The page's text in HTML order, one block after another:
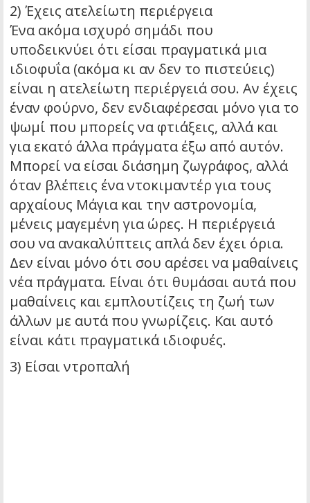
2) Έχεις ατελείωτη περιέργεια
Ένα ακόμα ισχυρό σημάδι που
υποδεικνύει ότι είσαι πραγματικά μια
ιδιοφυΐα (ακόμα κι αν δεν το πιστεύεις)
είναι η ατελείωτη περιέργειά σου. Αν έχεις
έναν φούρνο, δεν ενδιαφέρεσαι μόνο για το
ψωμί που μπορείς να φτιάξεις, αλλά και
για εκατό άλλα πράγματα έξω από αυτόν.
Μπορεί να είσαι διάσημη ζωγράφος, αλλά
όταν βλέπεις ένα ντοκιμαντέρ για τους
αρχαίους Μάγια και την αστρονομία,
μένεις μαγεμένη για ώρες. Η περιέργειά
σου να ανακαλύπτεις απλά δεν έχει όρια.
Δεν είναι μόνο ότι σου αρέσει να μαθαίνεις
νέα πράγματα. Είναι ότι θυμάσαι αυτά που
μαθαίνεις και εμπλουτίζεις τη ζωή των
άλλων με αυτά που γνωρίζεις. Και αυτό
είναι κάτι πραγματικά ιδιοφυές.
3) Είσαι ντροπαλή